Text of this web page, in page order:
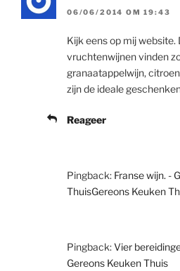
06/06/2014 OM 19:43
Kijk eens op mij
vruchtenwijnen vinden
granaatappelwijn,
zijn de ideale
Reageer
Pingback: Franse wijn. -
ThuisGereons Keuken
Pingback:Vier
Gereons Keuken Thuis